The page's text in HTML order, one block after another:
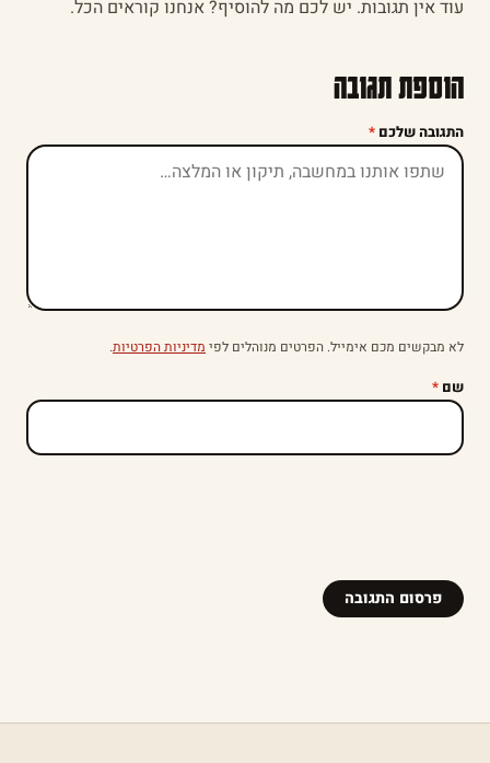
עוד אין תגובות. יש לכם מה להוסיף? אנחנו קוראים הכל.
הוספת תגובה
התגובה שלכם *
לא מבקשים מכם אימייל. הפרטים מנוהלים לפי מדיניות הפרטיות.
שם *